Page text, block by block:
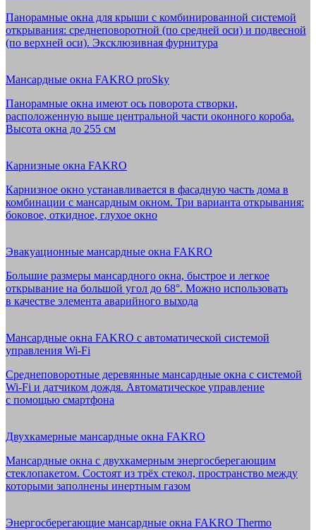
Панорамные окна для крыши с комбинированной системой
открывания: среднеповоротной (по средней оси) и подвесной
(по верхней оси). Эксклюзивная фурнитура
Мансардные окна FAKRO proSky
Панорамные окна имеют ось поворота створки,
расположенную выше центральной части оконного короба.
Высота окна до 255 см
Карнизные окна FAKRO
Карнизное окно устанавливается в фасадную часть дома в
комбинации с мансардным окном. Три варианта открывания:
боковое, откидное, глухое окно
Эвакуационные мансардные окна FAKRO
Большие размеры мансардного окна, быстрое и легкое
открывание на большой угол до 68°. Можно использовать
в качестве элемента аварийного выхода
Мансардные окна FAKRO с автоматической системой
управления Wi-Fi
Среднеповоротные деревянные мансардные окна с системой
Wi-Fi и датчиком дождя. Автоматическое управление
с помощью смартфона
Двухкамерные мансардные окна FAKRO
Мансардные окна с двухкамерным энергосберегающим
стеклопакетом. Состоят из трёх стекол, пространство между
которыми заполнены инертным газом
Энергосберегающие мансардные окна FAKRO Thermo